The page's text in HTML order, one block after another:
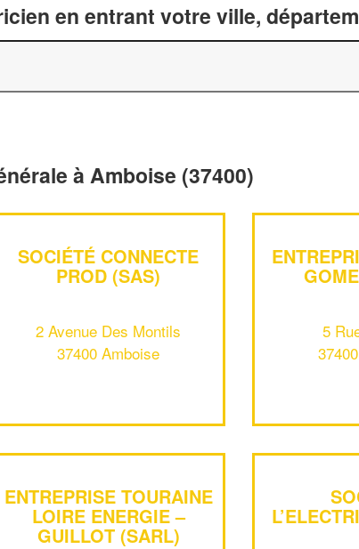
en entrant votre ville,
à Amboise (37400)
SOCIÉTÉ CONNECTE
PROD (SAS)
2 Avenue Des Montils
37400 Amboise
5
ENTREPRISE TOURAINE
LOIRE ENERGIE –
GUILLOT (SARL)